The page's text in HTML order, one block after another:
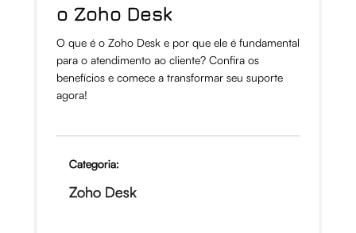
o Zoho Desk
O que é o Zoho Desk e por que ele é fundamental
para o atendimento ao cliente? Confira os
benefícios e comece a transformar seu suporte
agora!
Categoria:
Zoho Desk